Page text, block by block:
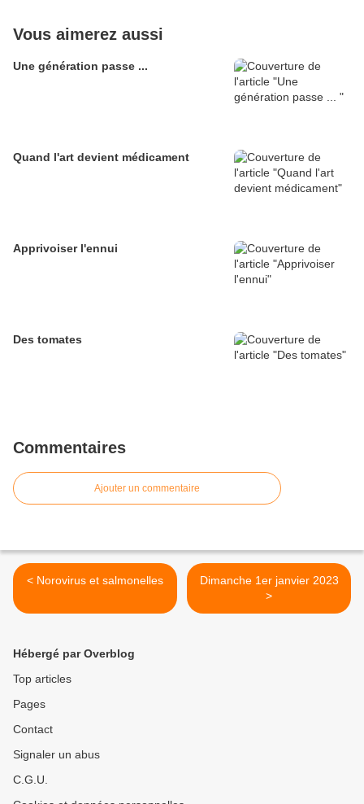
Vous aimerez aussi
Une génération passe ...
Quand l'art devient médicament
Apprivoiser l'ennui
Des tomates
Commentaires
Ajouter un commentaire
< Norovirus et salmonelles
Dimanche 1er janvier 2023
>
Hébergé par Overblog
Top articles
Pages
Contact
Signaler un abus
C.G.U.